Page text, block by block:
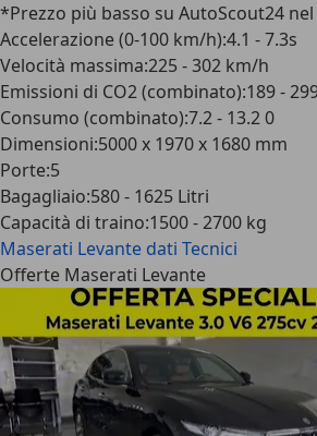
*Prezzo più basso su AutoScout24
Accelerazione (0-100 km/h):4.1 - 7.3s
Velocità massima:225 - 302 km/h
Emissioni di CO2 (combinato):189 -
Consumo (combinato):7.2 - 13.2 0
Dimensioni:5000 x 1970 x 1680 mm
Porte:5
Bagagliaio:580 - 1625 Litri
Capacità di traino:1500 - 2700 kg
Maserati Levante dati Tecnici
Offerte Maserati Levante